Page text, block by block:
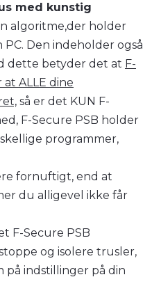
med kunstig
algoritme,der holder
Den indeholder også
dette betyder det at F-
ALLE dine
så er det KUN F-
F-Secure PSB holder
programmer,
fornuftigt, end at
du alligevel ikke får
F-Secure PSB
og isolere trusler,
på indstillinger på din